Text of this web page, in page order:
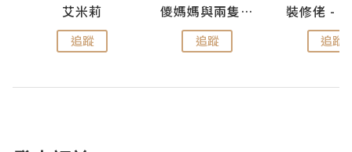
艾米莉
追蹤
儍媽媽與兩隻小魔怪之家
追蹤 追蹤